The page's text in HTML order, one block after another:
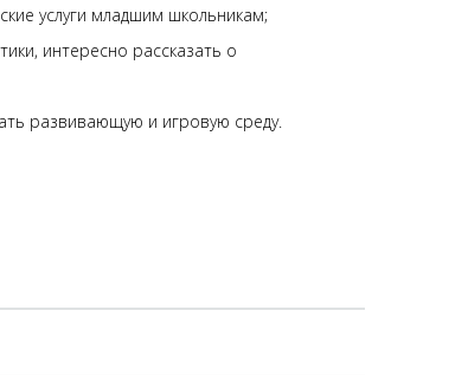
услуги младшим школьникам;
интересно рассказать о
развивающую и игровую среду.